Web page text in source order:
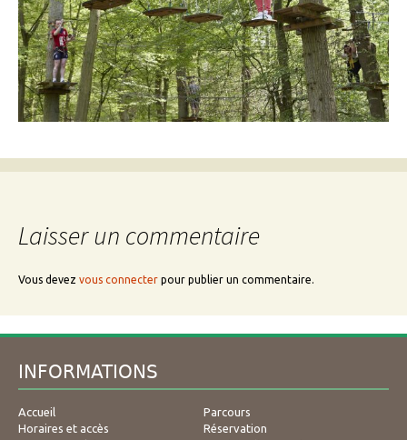
Laisser un commentaire
Vous devez vous connecter pour publier un commentaire.
INFORMATIONS
Accueil
Parcours
Horaires et accès
Réservation